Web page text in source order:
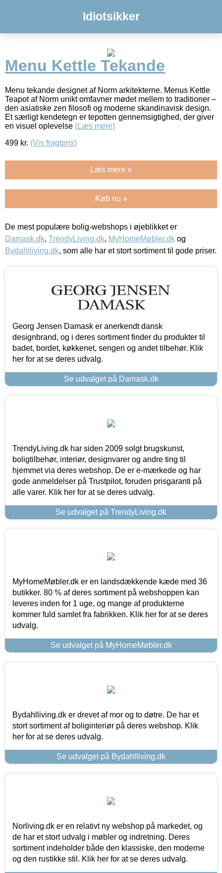
Idiotsikker
Menu Kettle Tekande
Menu tekande designet af Norm arkitekterne. Menus Kettle
Teapot af Norm unikt omfavner mødet mellem to traditioner –
den asiatiske zen filosofi og moderne skandinavisk design.
Et særligt kendetegn er tepotten gennemsigtighed, der giver
en visuel oplevelse (Læs mere)
499 kr. (Vis fragtpris)
Læs mere »
Køb nu »
De mest populære bolig-webshops i øjeblikket er
Damask.dk, TrendyLiving.dk, MyHomeMøbler.dk og
Bydahlliving.dk, som alle har et stort sortiment til gode priser.
Georg Jensen Damask er anerkendt dansk
designbrand, og i deres sortiment finder du produkter til
badet, bordet, køkkenet, sengen og andet tilbehør. Klik
her for at se deres udvalg.
Se udvalget på Damask.dk
TrendyLiving.dk har siden 2009 solgt brugskunst,
boligtilbehør, interiør, designvarer og andre ting til
hjemmet via deres webshop. De er e-mærkede og har
gode anmeldelser på Trustpilot, foruden prisgaranti på
alle varer. Klik her for at se deres udvalg.
Se udvalget på TrendyLiving.dk
MyHomeMøbler.dk er en landsdækkende kæde med 36
butikker. 80 % af deres sortiment på webshoppen kan
leveres inden for 1 uge, og mange af produkterne
kommer fuld samlet fra fabrikken. Klik her for at se deres
udvalg.
Se udvalget på MyHomeMøbler.dk
Bydahlliving.dk er drevet af mor og to døtre. De har et
stort sortiment af boliginteriør på deres webshop. Klik
her for at se deres udvalg.
Se udvalget på Bydahlliving.dk
Norliving.dk er en relativt ny webshop på markedet, og
de har et stort udvalg i møbler og indretning. Deres
sortiment indeholder både den klassiske, den moderne
og den rustikke stil. Klik her for at se deres udvalg.